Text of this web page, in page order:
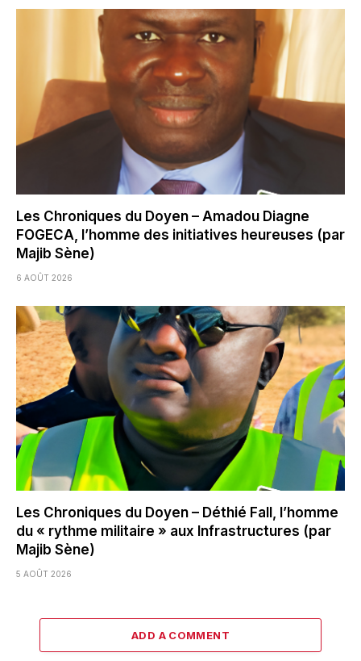
Les Chroniques du Doyen – Amadou Diagne
FOGECA, l’homme des initiatives heureuses (par
Majib Sène)
6 AOÛT 2026
Les Chroniques du Doyen – Déthié Fall, l’homme
du « rythme militaire » aux Infrastructures (par
Majib Sène)
5 AOÛT 2026
ADD A COMMENT